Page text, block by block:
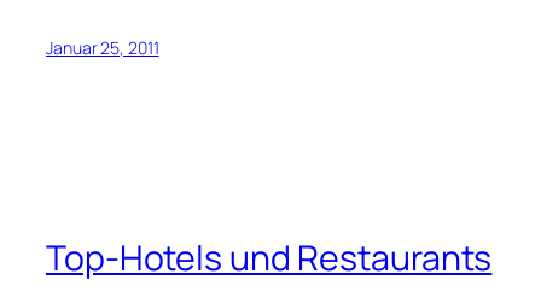
Januar 25, 2011
Top-Hotels und Restaurants